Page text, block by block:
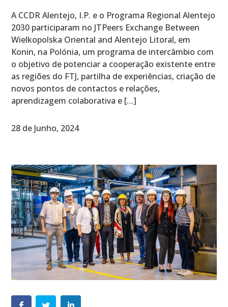
A CCDR Alentejo, I.P. e o Programa Regional Alentejo
2030 participaram no JTPeers Exchange Between
Wielkopolska Oriental and Alentejo Litoral, em
Konin, na Polónia, um programa de intercâmbio com
o objetivo de potenciar a cooperação existente entre
as regiões do FTJ, partilha de experiências, criação de
novos pontos de contactos e relações,
aprendizagem colaborativa e […]
28 de Junho, 2024